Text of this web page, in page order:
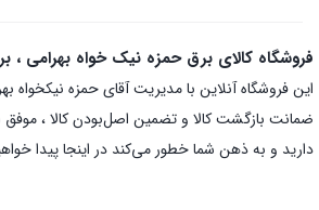
فروشگاه کالای برق حمزه نیک خواه بهرامی ،
ضمانت بازگشت کالا و تضمین اصل‌بودن کالا ، موفق
دارید و به ذهن شما خطور می‌کند در اینجا پیدا